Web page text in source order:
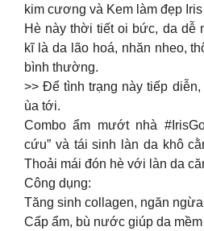
kim cương và Kem làm đẹp
Hè này thời tiết oi bức, da dễ
kĩ là da lão hoá, nhăn nheo,
bình thường.
>> Để tình trạng này tiếp
ùa tới.
Combo ẩm mướt nhà
cứu” và tái sinh làn da khô
Thoải mái đón hè với làn da
Công dụng:
Tăng sinh collagen, ngăn
Cấp ẩm, bù nước giúp da mềm